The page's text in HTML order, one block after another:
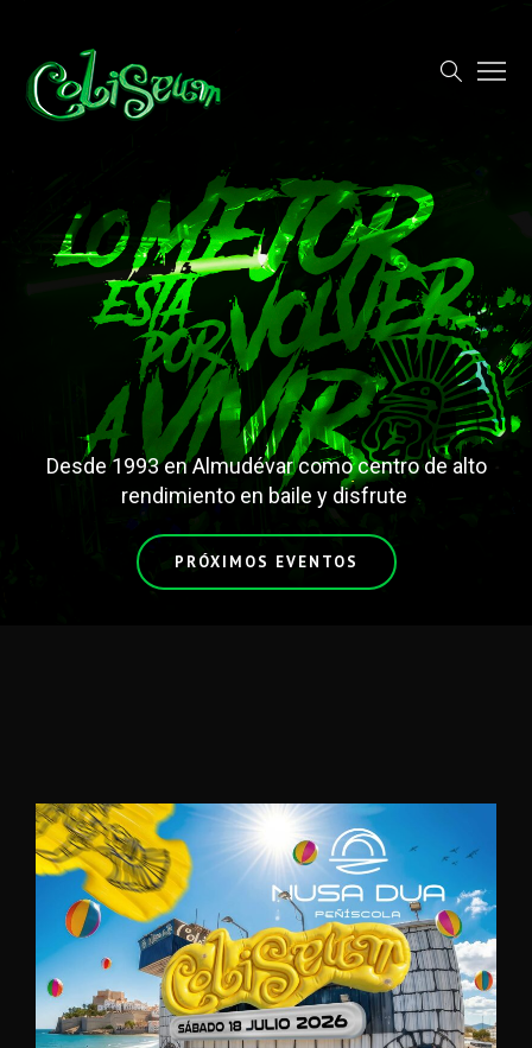
Desde 1993 en Almudévar como centro de alto
rendimiento en baile y disfrute
PRÓXIMOS EVENTOS